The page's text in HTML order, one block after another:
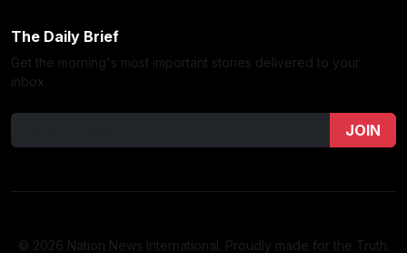
The Daily Brief
Get the morning's most important stories delivered to your
inbox.
JOIN
© 2026 Nation News International. Proudly made for the Truth.